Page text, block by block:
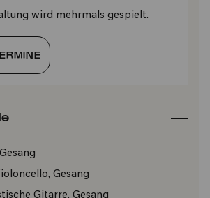
wird mehrmals gespielt.
Gesang
Gesang
Gitarre, Gesang